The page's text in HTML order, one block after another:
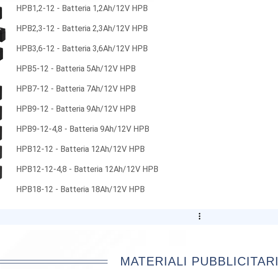
HPB1,2-12 - Batteria 1,2Ah/12V HPB
HPB2,3-12 - Batteria 2,3Ah/12V HPB
HPB3,6-12 - Batteria 3,6Ah/12V HPB
HPB5-12 - Batteria 5Ah/12V HPB
HPB7-12 - Batteria 7Ah/12V HPB
HPB9-12 - Batteria 9Ah/12V HPB
HPB9-12-4,8 - Batteria 9Ah/12V HPB
HPB12-12 - Batteria 12Ah/12V HPB
HPB12-12-4,8 - Batteria 12Ah/12V HPB
HPB18-12 - Batteria 18Ah/12V HPB
MATERIALI PUBBLICITARI